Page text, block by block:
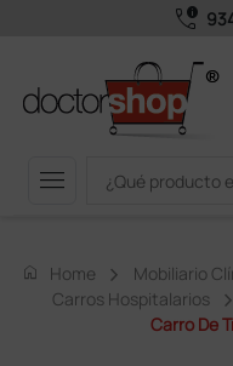
call_quality
menu
home Home Mobiliario
Carros Hospitalarios
Carro De